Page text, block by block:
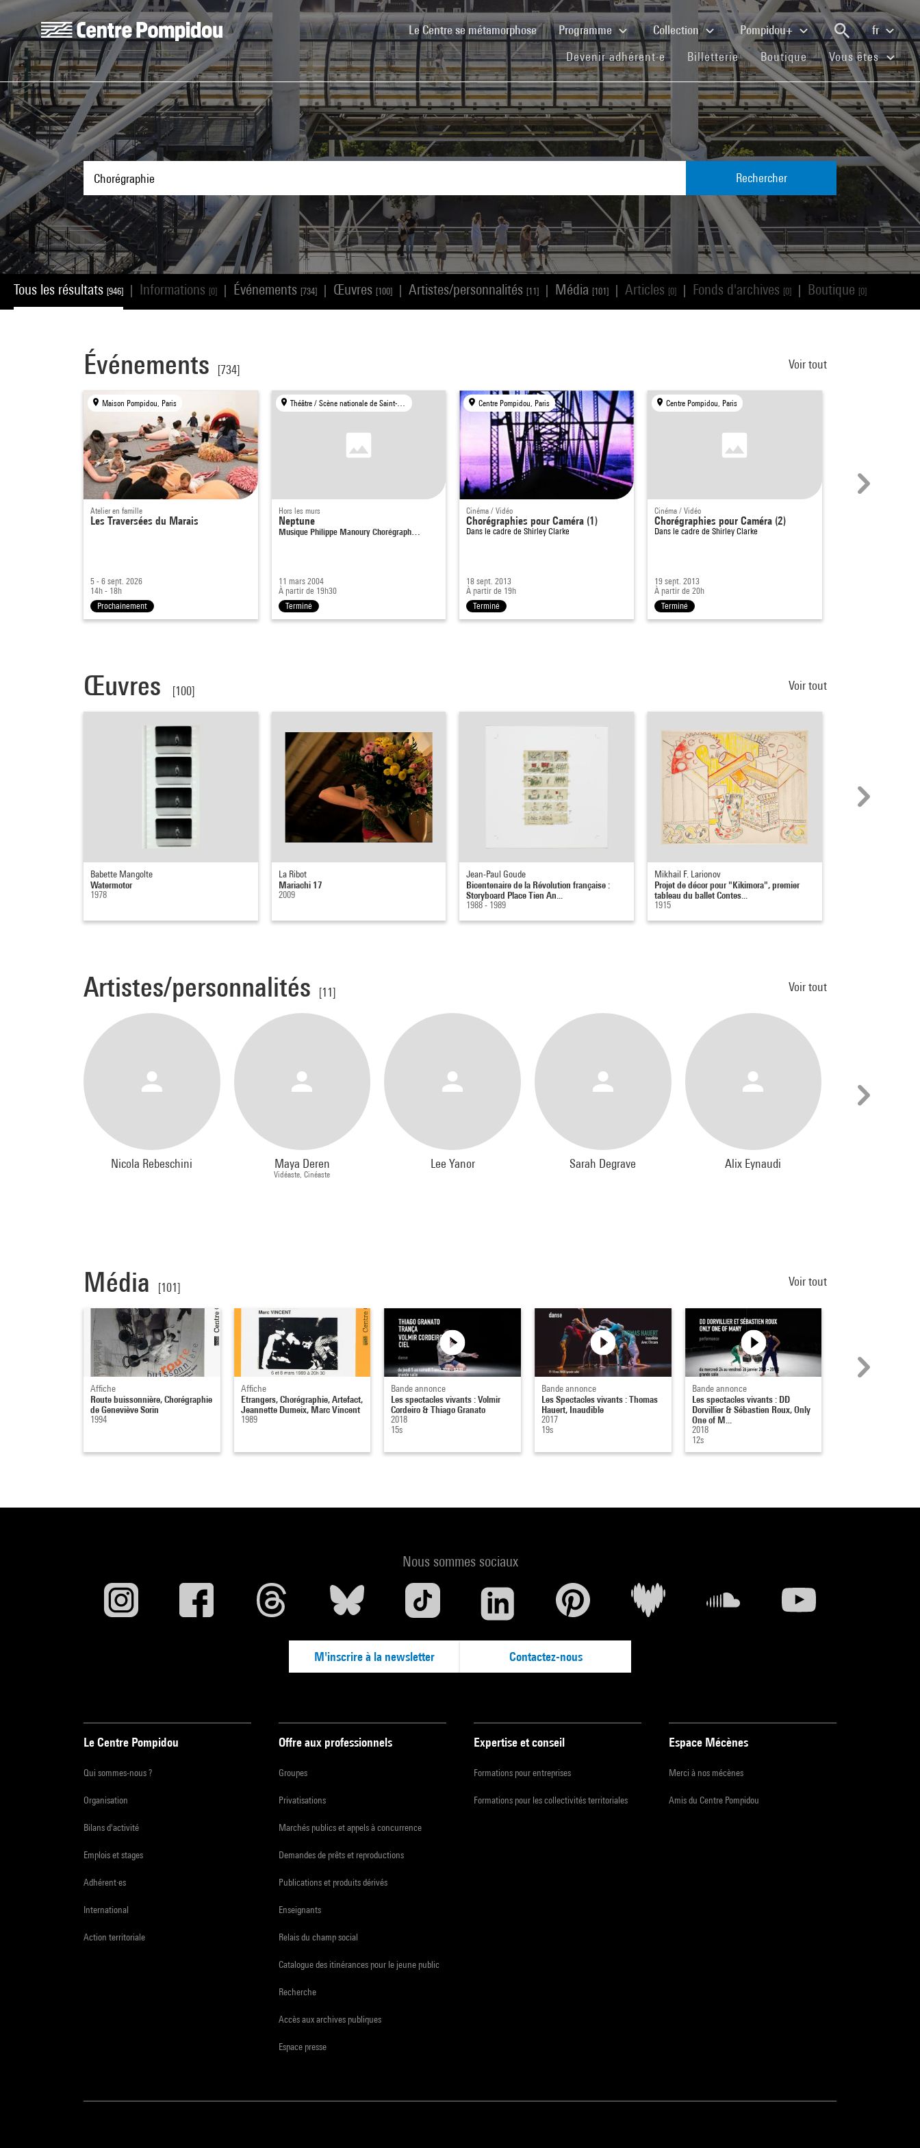
Aller au contenu principal
Centre Pompidou
Le Centre se métamorphose(current)Programme Collection Pompidou+
fr
Devenir adhérent·e(current)Billetterie(current)Boutique(current)Vous êtes
Rechercher
Tous les résultats [946] Informations [0] Événements [734] Œuvres [100] Artistes/personnalités [11] Média [101] Articles [0] Fonds d'archives [0] Boutique [0]
Événements [734] Voir tout
Maison Pompidou, Paris
Atelier en famille
Les Traversées du Marais
5 - 6 sept. 2026
14h - 18h
Prochainement
Théâtre / Scène nationale de Saint-Quentin-en-Yvelines, Montigny-le-Bretonneux
Hors les murs
Neptune
Musique Philippe Manoury Chorégraph…
11 mars 2004
À partir de 19h30
Terminé
Centre Pompidou, Paris
Cinéma / Vidéo
Chorégraphies pour Caméra (1)
Dans le cadre deShirley Clarke
18 sept. 2013
À partir de 19h
Terminé
Centre Pompidou, Paris
Cinéma / Vidéo
Chorégraphies pour Caméra (2)
Dans le cadre deShirley Clarke
19 sept. 2013
À partir de 20h
Terminé
Œuvres [100] Voir tout
Babette Mangolte
Watermotor
1978
La Ribot
Mariachi 17
2009
Jean-Paul Goude
Bicentenaire de la Révolution française :
Storyboard Place Tien An...
1988 - 1989
Mikhail F. Larionov
Projet de décor pour "Kikimora", premier
tableau du ballet Contes...
1915
Artistes/personnalités [11] Voir tout
Nicola Rebeschini Maya Deren
Vidéaste, Cinéaste
Lee Yanor Sarah Degrave Alix Eynaudi
Média [101] Voir tout
Affiche
Route buissonnière, Chorégraphie
de Geneviève Sorin
1994
Affiche
Etrangers, Chorégraphie, Artefact,
Jeannette Dumeix, Marc Vincent
1989
Bande annonce
Les spectacles vivants : Volmir
Cordeiro & Thiago Granato
2018
15s
Bande annonce
Les Spectacles vivants : Thomas
Hauert, Inaudible
2017
19s
Bande annonce
Les spectacles vivants : DD
Dorvillier & Sébastien Roux, Only
One of M...
2018
12s
Nous sommes sociaux
M'inscrire à la newsletter Contactez-nous
Le Centre Pompidou
Qui sommes-nous ?
Organisation
Bilans d'activité
Emplois et stages
Adhérent·es
International
Action territoriale
Offre aux professionnels
Groupes
Privatisations
Marchés publics et appels à concurrence
Demandes de prêts et reproductions
Publications et produits dérivés
Enseignants
Relais du champ social
Catalogue des itinérances pour le jeune public
Recherche
Accès aux archives publiques
Espace presse
Expertise et conseil
Formations pour entreprises
Formations pour les collectivités territoriales
Espace Mécènes
Merci à nos mécènes
Amis du Centre Pompidou